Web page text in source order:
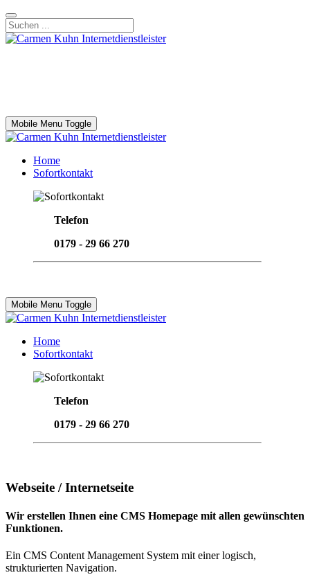
Mobile Menu Toggle
Home
Sofortkontakt
Telefon
0179 - 29 66 270
Mobile Menu Toggle
Home
Sofortkontakt
Telefon
0179 - 29 66 270
Webseite / Internetseite
Wir erstellen Ihnen eine CMS Homepage mit allen gewünschten
Funktionen.
Ein CMS Content Management System mit einer logisch,
strukturierten Navigation.